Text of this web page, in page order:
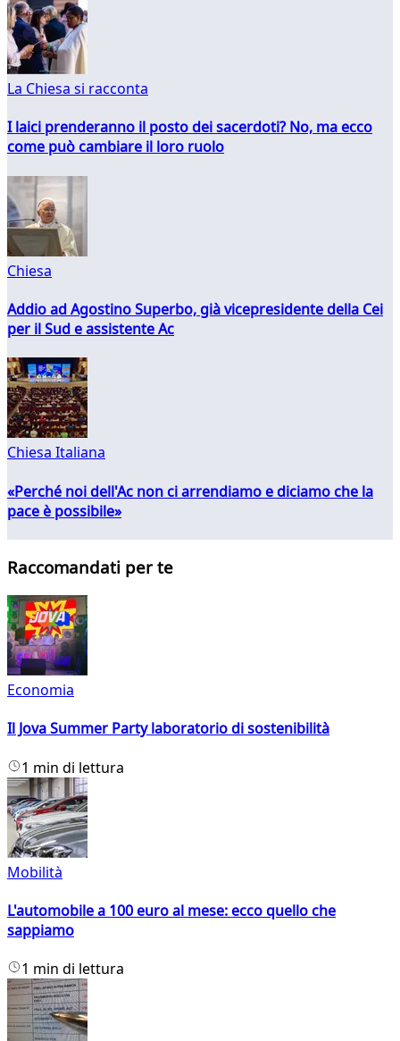
La Chiesa si racconta
I laici prenderanno il posto dei sacerdoti? No, ma ecco
come può cambiare il loro ruolo
Chiesa
Addio ad Agostino Superbo, già vicepresidente della Cei
per il Sud e assistente Ac
Chiesa Italiana
«Perché noi dell'Ac non ci arrendiamo e diciamo che la
pace è possibile»
Raccomandati per te
Economia
Il Jova Summer Party laboratorio di sostenibilità
1 min di lettura
Mobilità
L'automobile a 100 euro al mese: ecco quello che
sappiamo
1 min di lettura